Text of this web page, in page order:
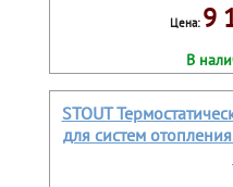
Цена: 9
В
STOUT
для систем